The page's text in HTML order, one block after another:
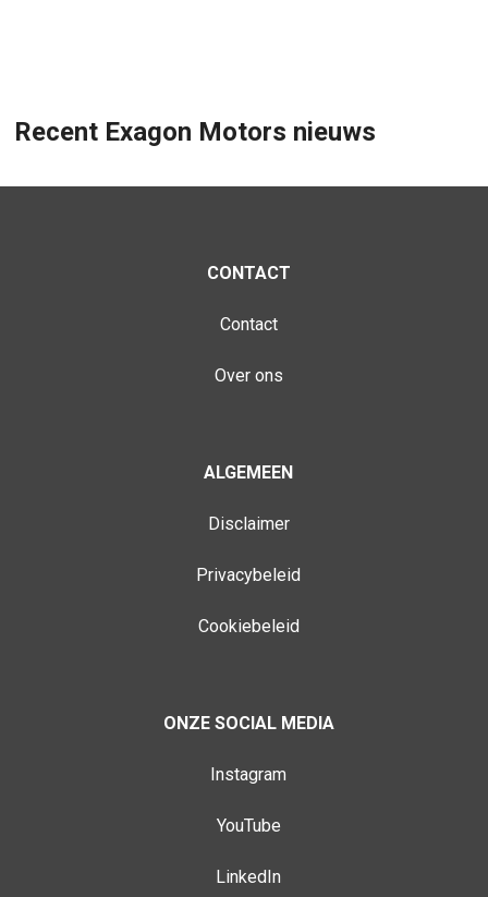
Recent Exagon Motors nieuws
CONTACT
Contact
Over ons
ALGEMEEN
Disclaimer
Privacybeleid
Cookiebeleid
ONZE SOCIAL MEDIA
Instagram
YouTube
LinkedIn